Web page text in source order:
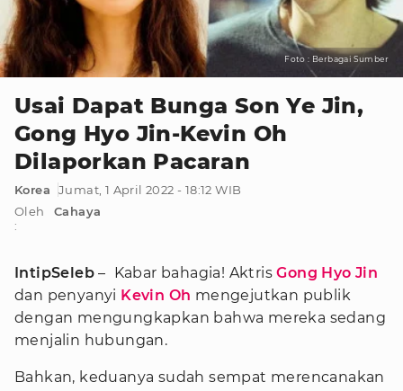
Foto : Berbagai Sumber
Usai Dapat Bunga Son Ye Jin,
Gong Hyo Jin-Kevin Oh
Dilaporkan Pacaran
Korea
Jumat, 1 April 2022 - 18:12 WIB
Oleh
:
Cahaya
IntipSeleb – Kabar bahagia! AktrisGong Hyo Jin
dan penyanyi Kevin Oh mengejutkan publik
dengan mengungkapkan bahwa mereka sedang
menjalin hubungan.
Bahkan, keduanya sudah sempat merencanakan